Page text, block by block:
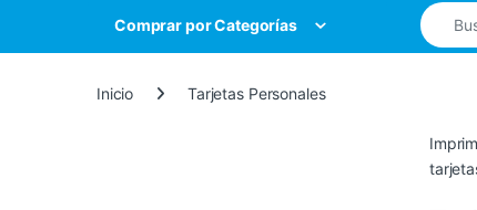
Comprar por Categorías
Buscar:
Inicio Tarjetas Personales